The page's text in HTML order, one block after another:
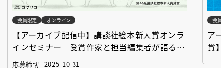
会員限定 オンライン
【アーカイブ配信中】講談社絵本新人賞オンラ
インセミナー 受賞作家と担当編集者が語る
「絵本創作実践講座」
応募締切 2025-10-31
会
ア
賞